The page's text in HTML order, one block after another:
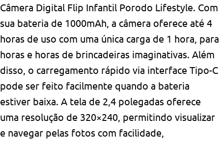
Câmera Digital Flip Infantil Porodo Lifestyle. Com
sua bateria de 1000mAh, a câmera oferece até 4
horas de uso com uma única carga de 1 hora, para
horas e horas de brincadeiras imaginativas. Além
disso, o carregamento rápido via interface Tipo-C
pode ser feito facilmente quando a bateria
estiver baixa. A tela de 2,4 polegadas oferece
uma resolução de 320×240, permitindo visualizar
e navegar pelas fotos com facilidade,